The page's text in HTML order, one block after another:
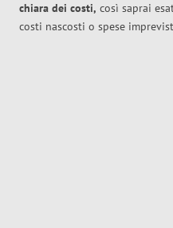
chiara dei costi, così saprai
costi nascosti o spese